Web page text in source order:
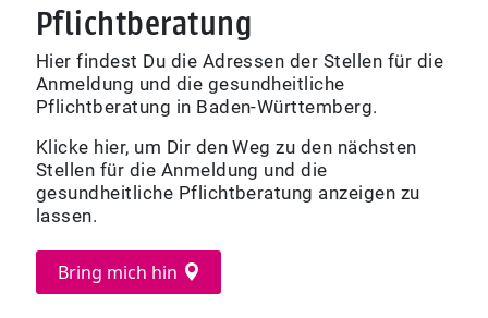
Pflichtberatung
Hier findest Du die Adressen der Stellen für die
Anmeldung und die gesundheitliche
Pflichtberatung in Baden-Württemberg.
Klicke hier, um Dir den Weg zu den nächsten
Stellen für die Anmeldung und die
gesundheitliche Pflichtberatung anzeigen zu
lassen.
Bring mich hin